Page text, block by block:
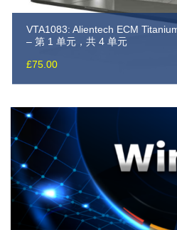
VTA1083: Alientech ECM
– 第 1 单元，共 4 单元
£75.00